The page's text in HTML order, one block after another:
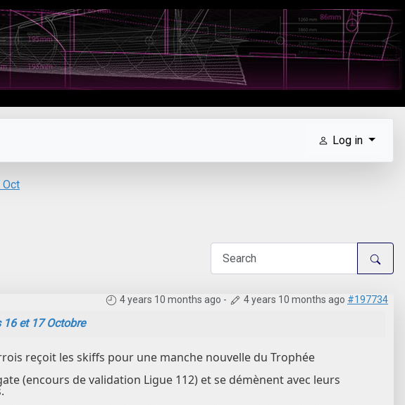
Log in
Oct
4 years 10 months ago - 4 years 10 months ago #197734
16 et 17 Octobre
reçoit les skiffs pour une manche nouvelle du Trophée
(encours de validation Ligue 112) et se démènent avec leurs